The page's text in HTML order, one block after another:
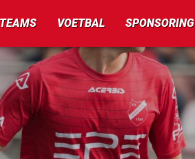
TEAMS VOETBAL SPONSORING